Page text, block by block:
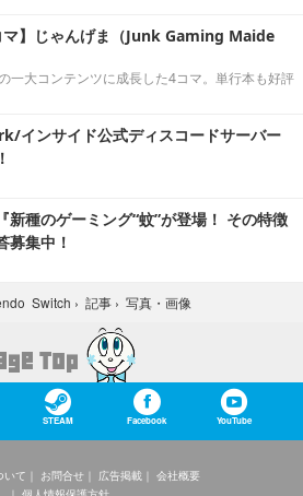
マ】じゃんげま（Junk Gaming Maide
一大コンテンツに成長した4コマ。単行本も好評
インサイド公式ディスコードサーバー
新種のゲーミング“蚊”が登場！ その特徴
募集中！
Switch › 記事 › 写真・画像
STEAM Facebook YouTube
いて お問合せ 広告掲載
会社概要